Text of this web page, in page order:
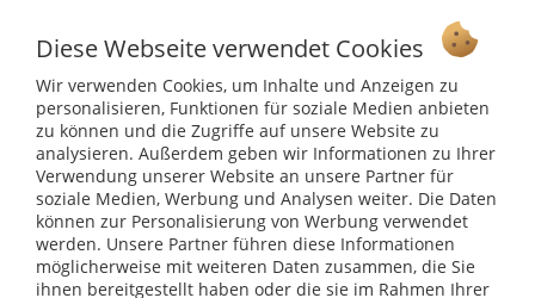
Service Hotline
Shop Service
Informationen
* bei Paketversand. Alle Preise inkl. gesetzl. Mehrwertsteuer zzgl.
Versandkosten.
Copyright © afp marketing gmbh - Alle Rechte vorbehalten
Diese Webseite verwendet Cookies
Wir verwenden Cookies, um Inhalte und Anzeigen zu
personalisieren, Funktionen für soziale Medien anbieten
zu können und die Zugriffe auf unsere Website zu
analysieren. Außerdem geben wir Informationen zu Ihrer
Verwendung unserer Website an unsere Partner für
soziale Medien, Werbung und Analysen weiter. Die Daten
können zur Personalisierung von Werbung verwendet
werden. Unsere Partner führen diese Informationen
möglicherweise mit weiteren Daten zusammen, die Sie
ihnen bereitgestellt haben oder die sie im Rahmen Ihrer